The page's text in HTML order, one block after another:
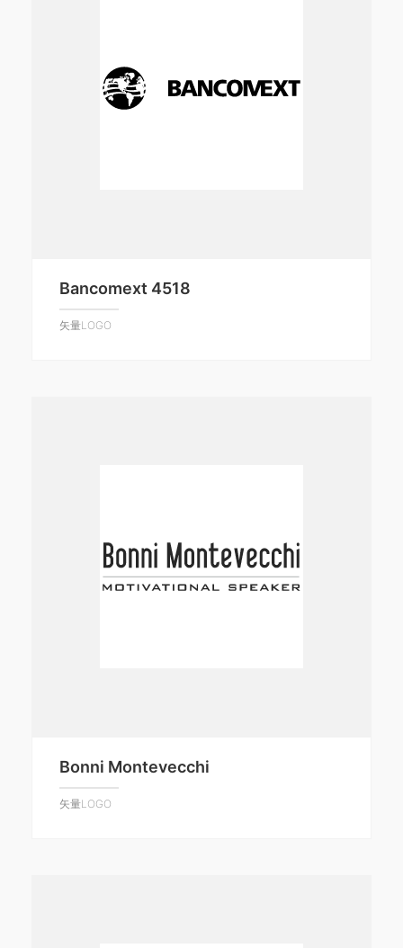
Bancomext 4518
矢量LOGO
Bonni Montevecchi
矢量LOGO